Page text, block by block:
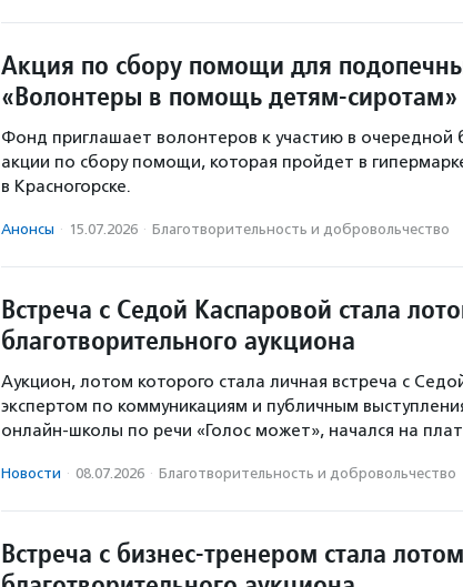
Акция по сбору помощи для
«Волонтеры в помощь детям-сиротам»
Фонд приглашает волонтеров к участию в очередной
акции по сбору помощи, которая пройдет в
в Красногорске.
Анонсы · 15.07.2026 · Благотвори­тель­ность и доброволь­чест­во
Встреча с Седой Каспаровой стала
благотворительного аукциона
Аукцион, лотом которого стала личная встреча с
экспертом по коммуникациям и публичным
онлайн-школы по речи «Голос может», начался на
Новости · 08.07.2026 · Благотвори­тель­ность и доброволь­чест­во
Встреча с бизнес-тренером стала лотом